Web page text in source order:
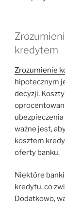
kredytem
Zrozumienie
hipotecznym
decyzji.
ważne jest,
kosztem
oferty banku.
Niektóre
kredytu, co
Dodatkowo,